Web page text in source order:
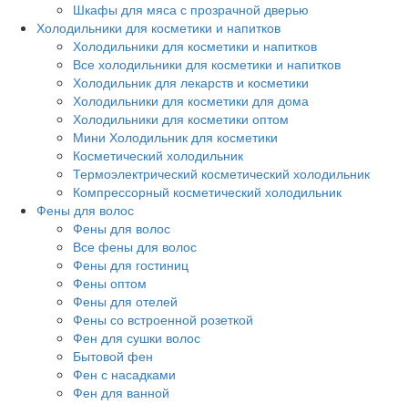
Шкафы для мяса с прозрачной дверью
Холодильники для косметики и напитков
Холодильники для косметики и напитков
Все холодильники для косметики и напитков
Холодильник для лекарств и косметики
Холодильники для косметики для дома
Холодильники для косметики оптом
Мини Холодильник для косметики
Косметический холодильник
Термоэлектрический косметический холодильник
Компрессорный косметический холодильник
Фены для волос
Фены для волос
Все фены для волос
Фены для гостиниц
Фены оптом
Фены для отелей
Фены со встроенной розеткой
Фен для сушки волос
Бытовой фен
Фен с насадками
Фен для ванной